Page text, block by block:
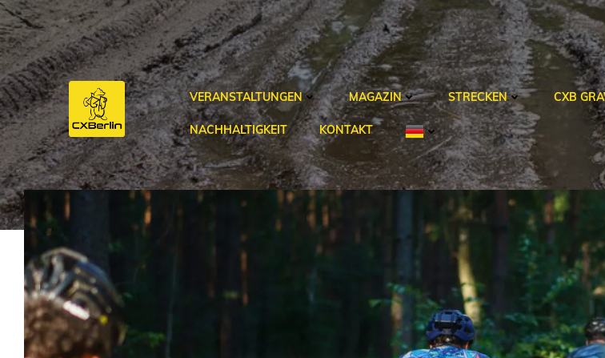
Zum
Inhalt
springen
VERANSTALTUNGEN MAGAZIN STRECKEN CXB
NACHHALTIGKEIT KONTAKT